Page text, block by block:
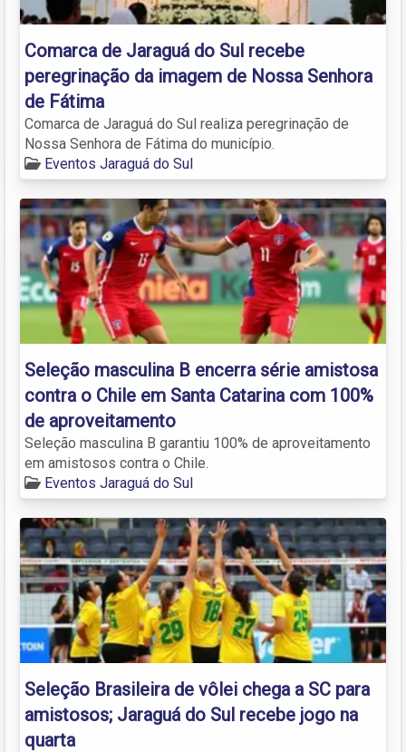
Comarca de Jaraguá do Sul recebe
peregrinação da imagem de Nossa Senhora
de Fátima
Comarca de Jaraguá do Sul realiza peregrinação de
Nossa Senhora de Fátima do município.
Eventos Jaraguá do Sul
Seleção masculina B encerra série amistosa
contra o Chile em Santa Catarina com 100%
de aproveitamento
Seleção masculina B garantiu 100% de aproveitamento
em amistosos contra o Chile.
Eventos Jaraguá do Sul
Seleção Brasileira de vôlei chega a SC para
amistosos; Jaraguá do Sul recebe jogo na
quarta